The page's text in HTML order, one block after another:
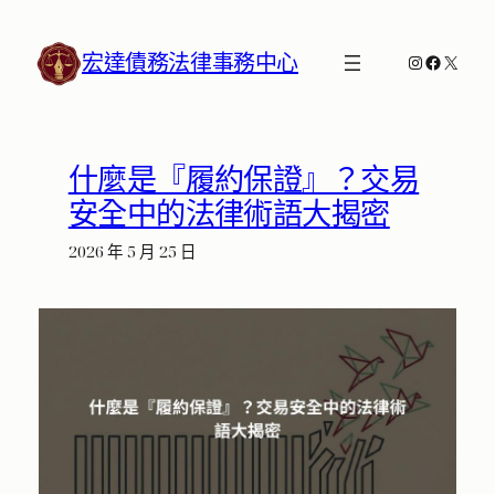
宏達債務法律事務中心 Instagram
X
什麼是『履約保證』？交易
安全中的法律術語大揭密
2026 年 5 月 25 日